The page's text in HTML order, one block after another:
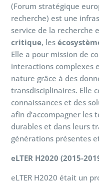
(Forum stratégique
recherche) est une
service de la recherche
critique, les
Elle a pour mission de
interactions complexes
nature grâce à des
transdisciplinaires. Elle
connaissances et des
afin d’accompagner
durables et dans leurs
générations présentes
eLTER H2020 (2015-
eLTER H2020 était un